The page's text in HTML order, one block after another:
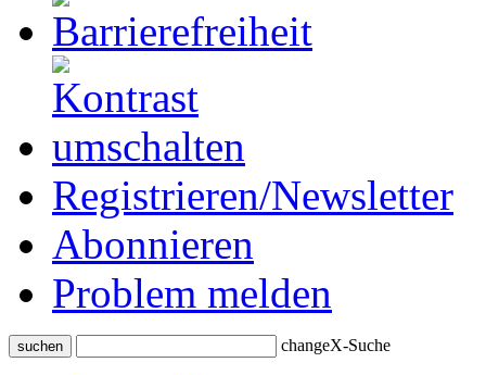
Registrieren/Newsletter
Abonnieren
Problem melden
suchen changeX-Suche